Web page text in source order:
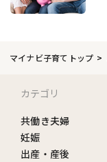
マイナビ子育てトップ
カテゴリ
共働き夫婦
妊娠
出産・産後